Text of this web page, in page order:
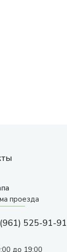
проезда
525-91-91
до 19:00